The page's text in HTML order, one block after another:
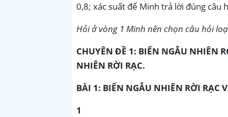
0,8; xác suất để Minh trả lời đúng câu
Hỏi ở vòng 1 Minh nên chọn câu hỏi
CHUYÊN ĐỀ 1: BIẾN NGẪU NHIÊN
NHIÊN RỜI RẠC.
BÀI 1: BIẾN NGẪU NHIÊN RỜI RẠC
1